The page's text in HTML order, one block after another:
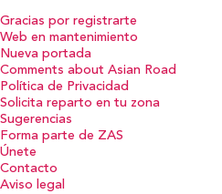
Gracias por registrarte
Web en mantenimiento
Nueva portada
Comments about Asian Road
Política de Privacidad
Solicita reparto en tu zona
Sugerencias
Forma parte de ZAS
Únete
Contacto
Aviso legal